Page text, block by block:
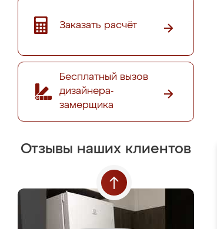
Заказать расчёт
Бесплатный вызов
дизайнера-
замерщика
Отзывы наших клиентов